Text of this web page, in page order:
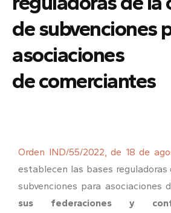
de subvenciones
asociaciones
de comerciantes
Orden IND/55/2022, de 18 de
establecen las bases reguladoras
subvenciones para asociaciones
sus federaciones y